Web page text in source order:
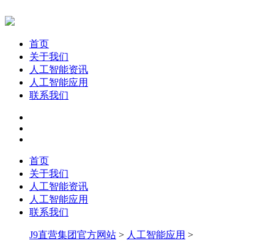
首页
关于我们
人工智能资讯
人工智能应用
联系我们
首页
关于我们
人工智能资讯
人工智能应用
联系我们
J9直营集团官方网站 > 人工智能应用 >